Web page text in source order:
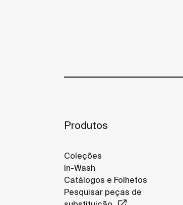
Produtos
Coleções
In-Wash
Catálogos e Folhetos
Pesquisar peças de